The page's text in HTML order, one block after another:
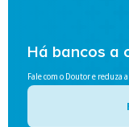
Há bancos a
Fale com o Doutor e reduza